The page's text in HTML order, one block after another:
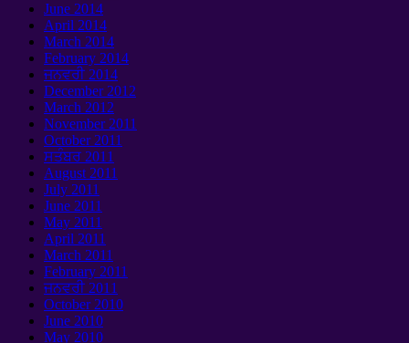
June 2014
April 2014
March 2014
February 2014
ਜਨਵਰੀ 2014
December2012
March 2012
November2011
October2011
ਸਤੰਬਰ 2011
August 2011
July 2011
June 2011
May 2011
April 2011
March 2011
February 2011
ਜਨਵਰੀ 2011
October2010
June 2010
May 2010